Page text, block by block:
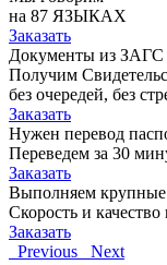
на 87 ЯЗЫКАХ
Заказать
Документы из ЗАГС
Получим
без очередей, без
Заказать
Нужен перевод
Переведем за 30
Заказать
Выполняем
Скорость и
Заказать
Previous
Next